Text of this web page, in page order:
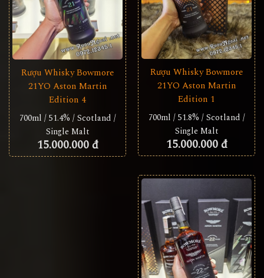
Rượu Whisky Bowmore
21YO Aston Martin
Edition 4
700ml / 51.4% / Scotland /
Single Malt
15.000.000 đ
Rượu Whisky Bowmore
21YO Aston Martin
Edition 1
700ml / 51.8% / Scotland /
Single Malt
15.000.000 đ